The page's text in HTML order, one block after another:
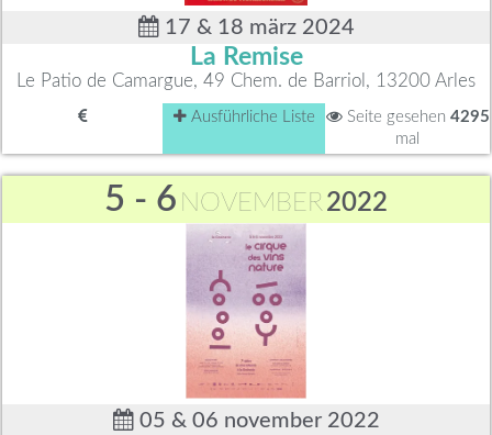
17 & 18 märz 2024
La Remise
Le Patio de Camargue, 49 Chem. de Barriol, 13200 Arles
Ausführliche Liste Seite gesehen 4295
mal
5 - 6 NOVEMBER 2022
05 & 06 november 2022